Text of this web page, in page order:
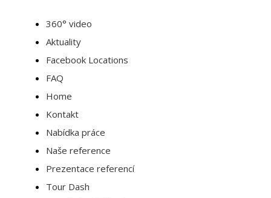
360° video
Aktuality
Facebook Locations
FAQ
Home
Kontakt
Nabídka práce
Naše reference
Prezentace referencí
Tour Dash